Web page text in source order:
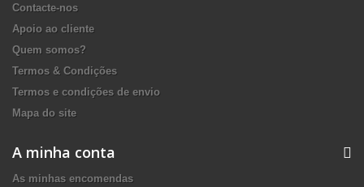
Contacte-nos
Apoio ao cliente
Quem somos?
Termos & Condições
Termos e condições de envio
Mapa do site
A minha conta
As minhas encomendas